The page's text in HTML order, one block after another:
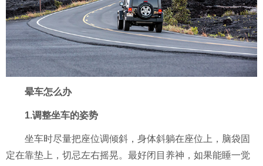
晕车怎么办
1.调整坐车的姿势
坐车时尽量把座位调倾斜，身体斜躺在座位上，脑袋固
定在靠垫上，切忌左右摇晃。最好闭目养神，如果能睡一觉